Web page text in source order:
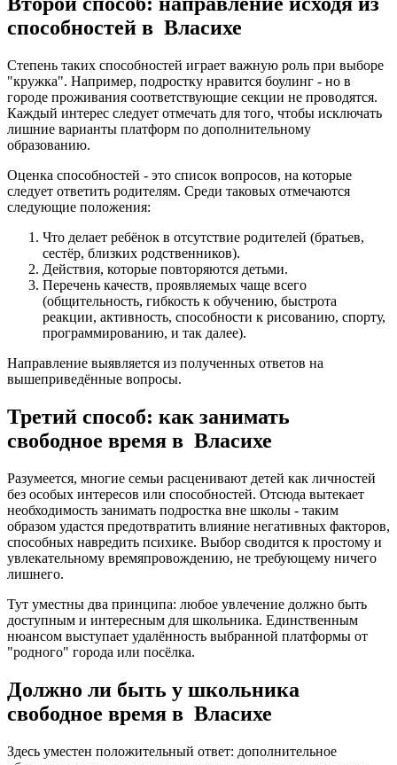
способностей в Власихе
Степень таких способностей играет важную роль при выборе
"кружка". Например, подростку нравится боулинг - но в
городе проживания соответствующие секции не проводятся.
Каждый интерес следует отмечать для того, чтобы исключать
лишние варианты платформ по дополнительному
образованию.
Оценка способностей - это список вопросов, на которые
следует ответить родителям. Среди таковых отмечаются
следующие положения:
Что делает ребёнок в отсутствие родителей (братьев,
сестёр, близких родственников).
Действия, которые повторяются детьми.
Перечень качеств, проявляемых чаще всего
(общительность, гибкость к обучению, быстрота
реакции, активность, способности к рисованию, спорту,
программированию, и так далее).
Направление выявляется из полученных ответов на
вышеприведённые вопросы.
Третий способ: как занимать
свободное время в Власихе
Разумеется, многие семьи расценивают детей как личностей
без особых интересов или способностей. Отсюда вытекает
необходимость занимать подростка вне школы - таким
образом удастся предотвратить влияние негативных факторов,
способных навредить психике. Выбор сводится к простому и
увлекательному времяпровождению, не требующему ничего
лишнего.
Тут уместны два принципа: любое увлечение должно быть
доступным и интересным для школьника. Единственным
нюансом выступает удалённость выбранной платформы от
"родного" города или посёлка.
Должно ли быть у школьника
свободное время в Власихе
Здесь уместен положительный ответ: дополнительное